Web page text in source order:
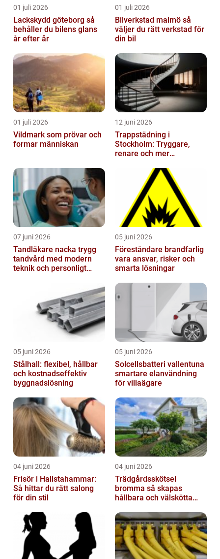
01 juli 2026
Lackskydd göteborg så
behåller du bilens glans
år efter år
01 juli 2026
Bilverkstad malmö så
väljer du rätt verkstad för
din bil
01 juli 2026
Vildmark som prövar och
formar människan
12 juni 2026
Trappstädning i
Stockholm: Tryggare,
renare och mer
07 juni 2026
Tandläkare nacka trygg
tandvård med modern
teknik och personligt
05 juni 2026
Föreståndare brandfarlig
vara ansvar, risker och
smarta lösningar
05 juni 2026
Stålhall: flexibel, hållbar
och kostnadseffektiv
byggnadslösning
05 juni 2026
Solcellsbatteri vallentuna
smartare elanvändning
för villaägare
04 juni 2026
Frisör i Hallstahammar:
Så hittar du rätt salong
för din stil
04 juni 2026
Trädgårdsskötsel
bromma så skapas
hållbara och välskötta